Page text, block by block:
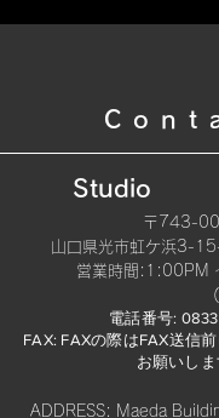
Studio
〒743-
山口県光市虹ケ浜3-
営業時間:1:00PM
(不定
電話番号:
FAX: FAXの際はFAX送信
お願いしま
ADDRESS: Maeda